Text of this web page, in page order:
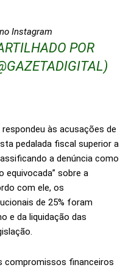
Instagram
POR
às acusações de
pedalada fiscal superior a
a denúncia como
equivocada” sobre a
com ele, os
de 25% foram
e da liquidação das
compromissos financeiros